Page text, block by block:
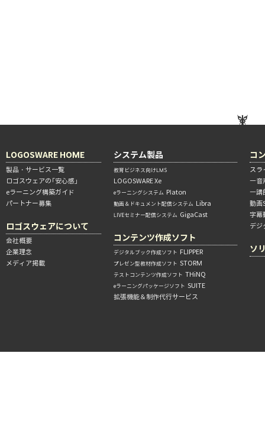
LOGOSWARE HOME
製品・サービス一覧
ロゴスウェアの「安心感」
eラーニング構築ガイド
パートナー募集
ロゴスウェアについて
会社概要
企業理念
メディア掲載
システム製品
教育ビジネス向けLMS
LOGOSWARE Xe
eラーニングシステム Platon
動画＆ドキュメント配信システム Libra
LIVEセミナー配信システム GigaCast
コンテンツ作成ソフト
デジタルブック作成ソフト FLIPPER
プレゼン型教材作成ソフト STORM
テストコンテンツ作成ソフト THiNQ
eラーニングパッケージソフト SUITE
拡張機能＆制作代行サービス
コ
ス
―音
―講
動画
字幕
デジ
ソ